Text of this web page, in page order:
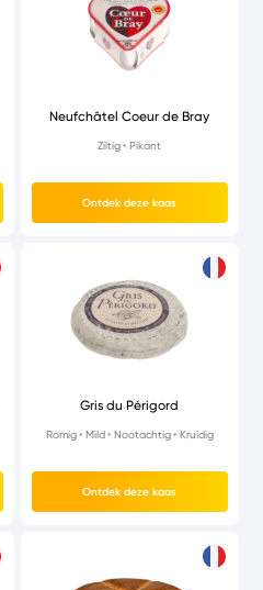
Neufchâtel Coeur de Bray
Ziltig Pikant
Ontdek deze kaas
Gris du Périgord
Romig Mild Nootachtig Kruidig
Ontdek deze kaas